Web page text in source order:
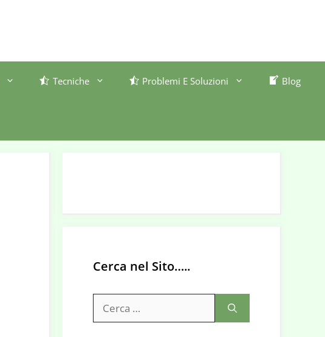
Tecniche Problemi E Soluzioni Blog
Cerca nel Sito…..
per: